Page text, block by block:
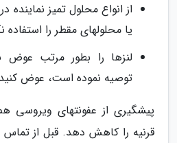
از انواع محلول تمیز نماینده
یا محلولهای مقطر را استفاده
لنزها را بطور مرتب عوض
توصیه نموده است، عوض کنید
پیشگیری از عفونتهای ویروسی
قرنیه را کاهش دهد. قبل از تماس